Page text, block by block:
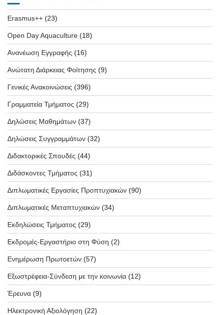
Erasmus++ (23)
Open Day Aquaculture (18)
Ανανέωση Εγγραφής (16)
Ανώτατη Διάρκειας Φοίτησης (9)
Γενικές Ανακοινώσεις (396)
Γραμματεία Τμήματος (29)
Δηλώσεις Μαθημάτων (37)
Δηλώσεις Συγγραμμάτων (32)
Διδακτορικές Σπουδές (44)
Διδάσκοντες Τμήματος (31)
Διπλωματικές Εργασίες Προπτυχιακών (90)
Διπλωματικές Μεταπτυχιακών (34)
Εκδηλώσεις Τμήματος (29)
Εκδρομές-Εργαστήριο στη Φύση (2)
Ενημέρωση Πρωτοετών (57)
Εξωστρέφεια-Σύνδεση με την κοινωνία (12)
Έρευνα (9)
Ηλεκτρονική Αξιολόγηση (22)